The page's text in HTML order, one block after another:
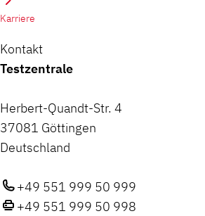
Karriere
Kontakt
Testzentrale
Herbert-Quandt-Str. 4
37081 Göttingen
Deutschland
+49 551 999 50 999
+49 551 999 50 998